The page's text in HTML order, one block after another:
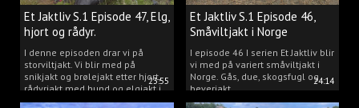
23:55
Et Jaktliv S.1 Episode 47, Elg,
hjort og rådyr.
I denne episoden drar vi på
storviltjakt. Vi blir med på
snikjakt og brølejakt etter hjort,
rådyrjakt med hund og elgjakt i
Trøndelag.
24:14
Et Jaktliv S.1 Episode 46,
Småviltjakt i Norge
I episode 46 I serien Et Jaktliv blir
vi med på variert småviltjakt i
Norge. Gås, due, skogsfugl og
beverjakt.